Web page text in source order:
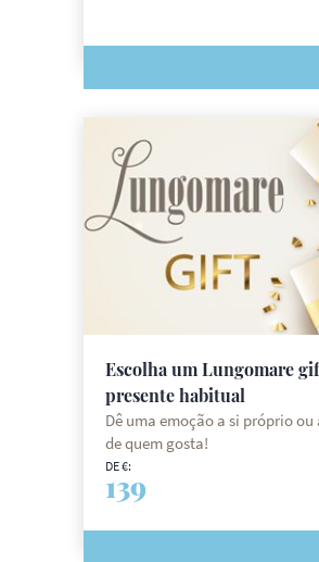
Escolha um Lungomare
presente habitual
Dê uma emoção a si próprio ou
de quem gosta!
DE €:
139